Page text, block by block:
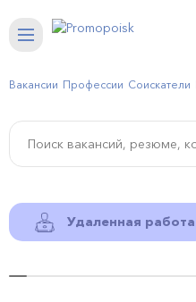
Вакансии Профессии Соискатели
Удаленная работа